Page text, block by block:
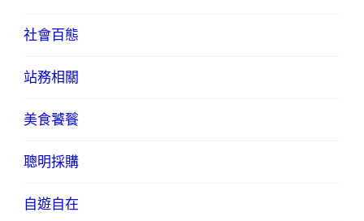
社會百態
站務相關
美食饕餮
聰明採購
自遊自在